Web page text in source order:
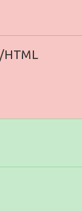
HTML